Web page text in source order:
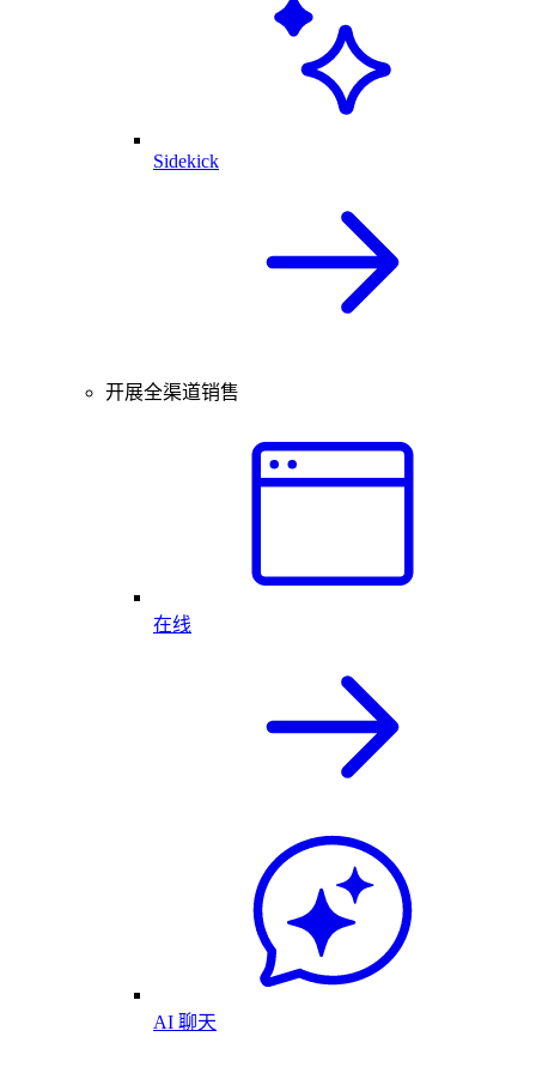
Sidekick
开展全渠道销售
在线
AI 聊天